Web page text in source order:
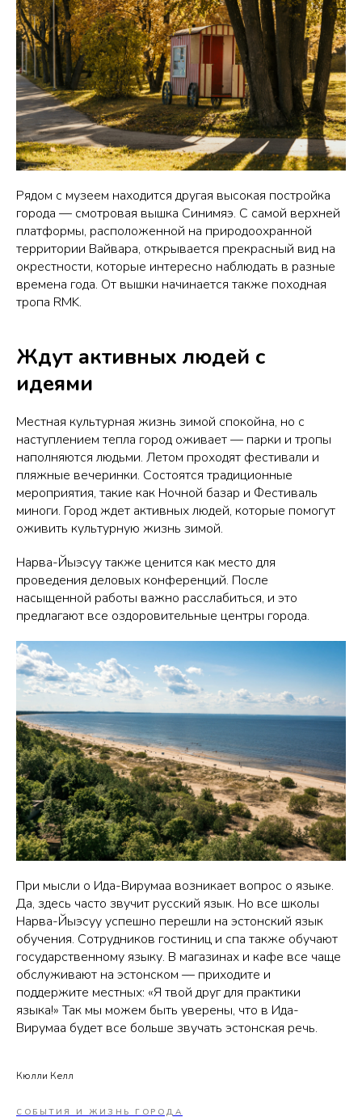
Рядом с музеем находится другая высокая постройка
города — смотровая вышка Синимяэ. С самой верхней
платформы, расположенной на природоохранной
территории Вайвара, открывается прекрасный вид на
окрестности, которые интересно наблюдать в разные
времена года. От вышки начинается также походная
тропа RMK.
Ждут активных людей с
идеями
Местная культурная жизнь зимой спокойна, но с
наступлением тепла город оживает — парки и тропы
наполняются людьми. Летом проходят фестивали и
пляжные вечеринки. Состоятся традиционные
мероприятия, такие как Ночной базар и Фестиваль
миноги. Город ждет активных людей, которые помогут
оживить культурную жизнь зимой.
Нарва-Йыэсуу также ценится как место для
проведения деловых конференций. После
насыщенной работы важно расслабиться, и это
предлагают все оздоровительные центры города.
При мысли о Ида-Вирумаа возникает вопрос о языке.
Да, здесь часто звучит русский язык. Но все школы
Нарва-Йыэсуу успешно перешли на эстонский язык
обучения. Сотрудников гостиниц и спа также обучают
государственному языку. В магазинах и кафе все чаще
обслуживают на эстонском — приходите и
поддержите местных: «Я твой друг для практики
языка!» Так мы можем быть уверены, что в Ида-
Вирумаа будет все больше звучать эстонская речь.
Кюлли Келл
СОБЫТИЯ И ЖИЗНЬ ГОРОДА